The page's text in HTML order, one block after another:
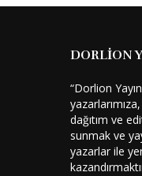
DORLİON
“Dorlion
dağıtım ve
sunmak ve
yazarlar ile